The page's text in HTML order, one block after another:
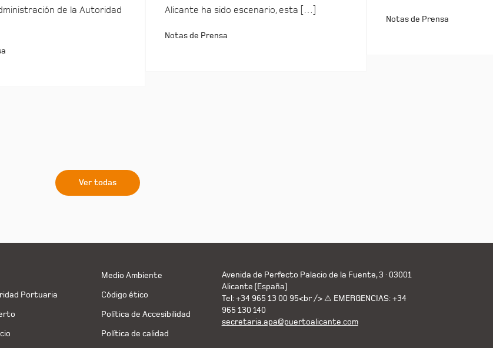
de la Autoridad
Alicante ha sido escenario, esta […]
Notas de Prensa
Notas de Prensa
Ver todas
Portuaria
Medio Ambiente
Código ético
Política de Accesibilidad
Política de calidad
Avenida de Perfecto Palacio de la Fuente, 3 · 03001
Alicante (España)
Tel: +34 965 13 00 95<br /> ⚠ EMERGENCIAS: +34
965 130 140
secretaria.apa@puertoalicante.com